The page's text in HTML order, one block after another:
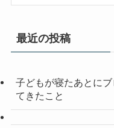
最近の投稿
子どもが寝たあとに
てきたこと